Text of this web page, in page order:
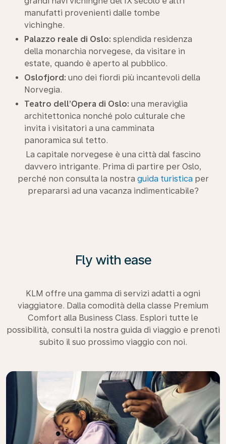
manufatti provenienti dalle tombe
vichinghe.
Palazzo reale di Oslo: splendida residenza
della monarchia norvegese, da visitare in
estate, quando è aperto al pubblico.
Oslofjord: uno dei fiordi più incantevoli della
Norvegia.
Teatro dell’Opera di Oslo: una meraviglia
architettonica nonché polo culturale che
invita i visitatori a una camminata
panoramica sul tetto.
La capitale norvegese è una città dal fascino
davvero intrigante. Prima di partire per Oslo,
perché non consulta la nostra guida turistica per
prepararsi ad una vacanza indimenticabile?
Fly with ease
KLM offre una gamma di servizi adatti a ogni
viaggiatore. Dalla comodità della classe Premium
Comfort alla Business Class. Esplori tutte le
possibilità, consulti la nostra guida di viaggio e prenoti
subito il suo prossimo viaggio con noi.